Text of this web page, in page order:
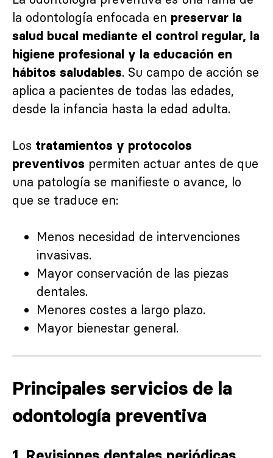
la odontología enfocada en preservar la
salud bucal mediante el control regular, la
higiene profesional y la educación en
hábitos saludables. Su campo de acción se
aplica a pacientes de todas las edades,
desde la infancia hasta la edad adulta.
Los tratamientos y protocolos
preventivos permiten actuar antes de que
una patología se manifieste o avance, lo
que se traduce en:
Menos necesidad de intervenciones
invasivas.
Mayor conservación de las piezas
dentales.
Menores costes a largo plazo.
Mayor bienestar general.
Principales servicios de la
odontología preventiva